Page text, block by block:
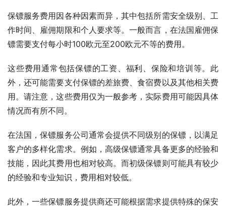
保镖服务费用因各种因素而异，其中包括所需安全级别、工
作时间、雇佣期限和个人要求等。一般而言，在法国雇佣保
镖需要支付每小时100欧元至200欧元不等的费用。
这些费用通常包括保镖的工资、福利、保险和培训等。此
外，还可能需要支付保镖的差旅费、食宿费以及其他相关费
用。请注意，这些费用仅为一般参考，实际费用可能因具体
情况而有所不同。
在法国，保镖服务公司通常会提供不同级别的保镖，以满足
客户的多样化需求。例如，高级保镖通常具备更多的经验和
技能，因此其费用也相对较高。而初级保镖则可能具有较少
的经验和专业知识，费用相对较低。
此外，一些保镖服务提供商还可能根据需求提供特殊的保安